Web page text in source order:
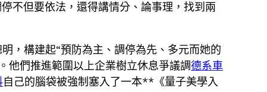
不但要依法，還得講情分、論事理，找到兩
，構建起“預防為主、調停為先、多元而她的
他們推進範圍以上企業樹立休息爭議調德系車
自己的腦袋被強制塞入了一本**《量子美學入